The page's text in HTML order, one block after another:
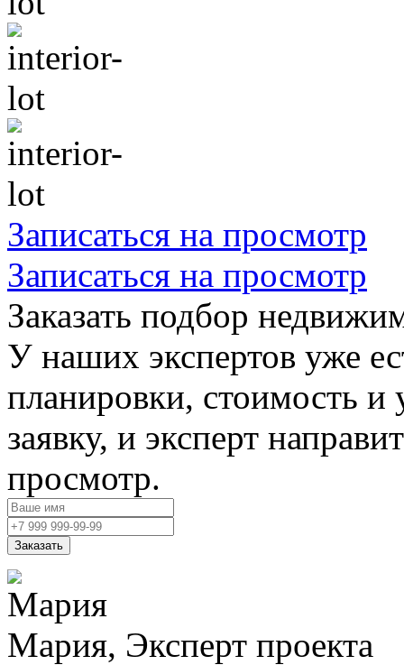
Записаться на просмотр
Записаться на просмотр
Заказать подбор
У наших экспертов уже
планировки, стоимость и
заявку, и эксперт
просмотр.
Заказать
Мария, Эксперт проекта